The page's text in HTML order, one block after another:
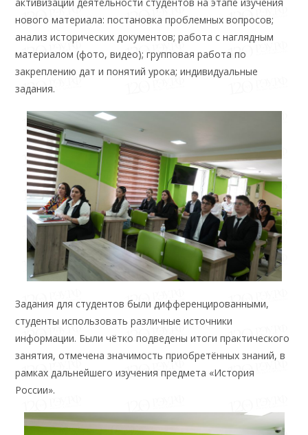
нового материала: постановка проблемных вопросов;
анализ исторических документов; работа с наглядным
материалом (фото, видео); групповая работа по
закреплению дат и понятий урока; индивидуальные
задания.
Задания для студентов были дифференцированными,
студенты использовать различные источники
информации. Были чётко подведены итоги практического
занятия, отмечена значимость приобретённых знаний, в
рамках дальнейшего изучения предмета «История
России».